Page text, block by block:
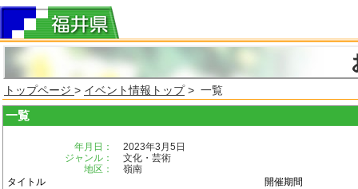
トップページ > イベント情報トップ> 一覧
一覧
年月日：
2023年3月5日
ジャンル：
文化・芸術
地区：
嶺南
タイトル
開催期間